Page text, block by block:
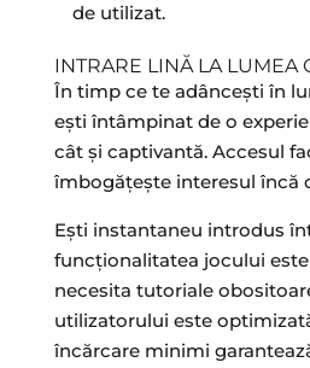
de utilizat.
INTRARE LINĂ LA LUMEA
În timp ce te adâncești în
ești întâmpinat de o
cât și captivantă. Accesul
îmbogățește interesul încă
Ești instantaneu introdus
funcționalitatea jocului
necesita tutoriale
utilizatorului este
încărcare minimi